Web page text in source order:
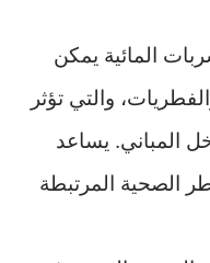
المائية يمكن
والتي تؤثر
المباني. يساعد
الصحية المرتبطة